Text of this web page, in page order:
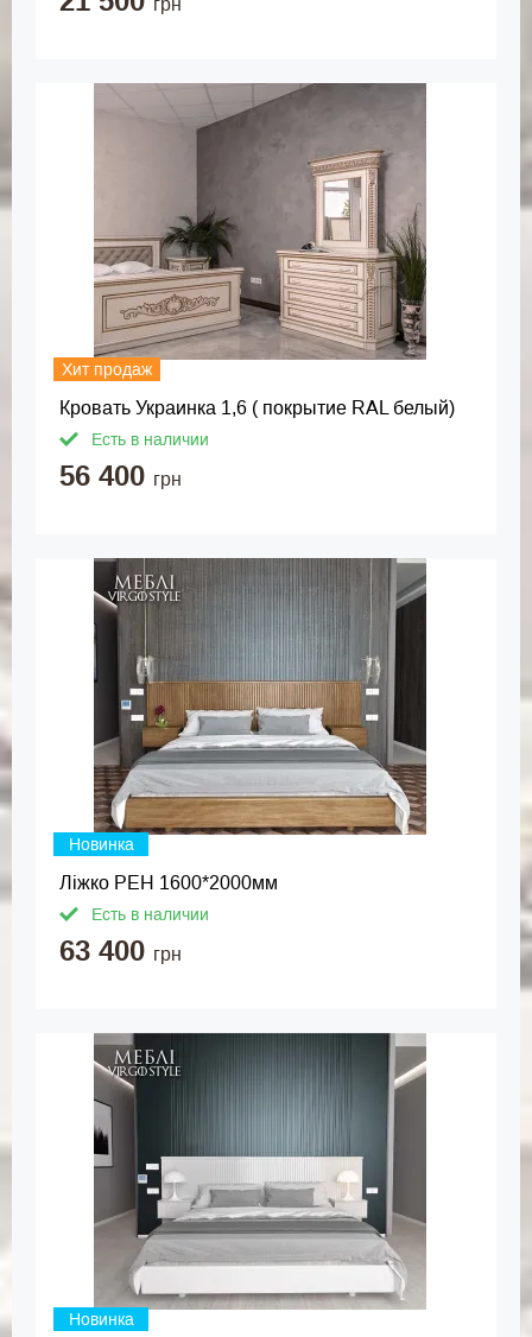
грн
Хит продаж
Кровать Украинка 1,6 ( покрытие RAL белый)
Есть в наличии
56 400 грн
Новинка
Ліжко РЕН 1600*2000мм
Есть в наличии
63 400 грн
Новинка